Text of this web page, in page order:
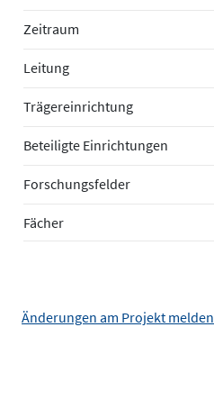
Zeitraum
Leitung
Trägereinrichtung
Beteiligte Einrichtungen
Forschungsfelder
Fächer
Änderungen am Projekt melden